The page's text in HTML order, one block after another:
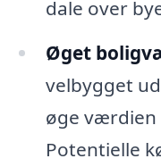
dale over
Øget
velbygget
øge værdien
Potentielle